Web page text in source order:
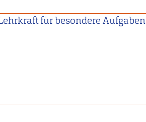
für besondere Aufgaben